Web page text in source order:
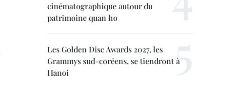
cinématographique autour du
patrimoine quan ho
Les Golden Disc Awards 2027, les
Grammys sud-coréens, se tiendront à
Hanoi